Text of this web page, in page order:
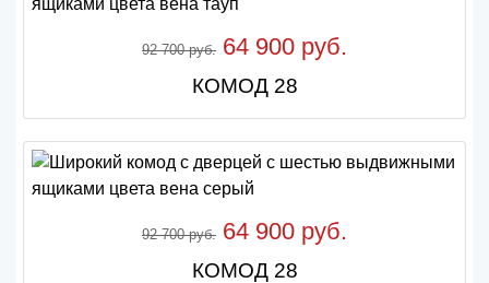
92 700 руб. 64 900 руб.
КОМОД 28
92 700 руб. 64 900 руб.
КОМОД 28